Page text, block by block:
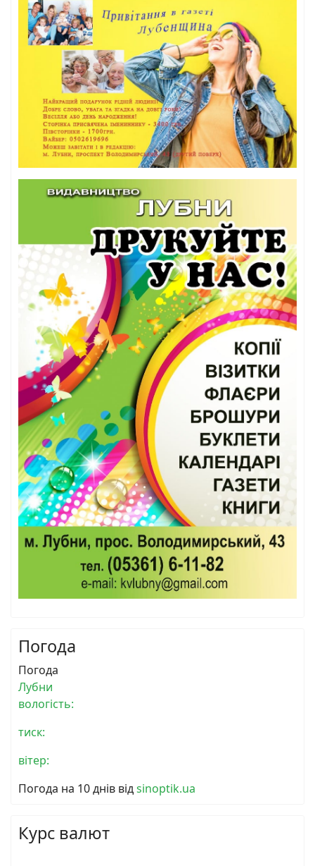
Погода
Погода
Лубни
вологість:
тиск:
вітер:
Погода на 10 днів відsinoptik.ua
Курс валют